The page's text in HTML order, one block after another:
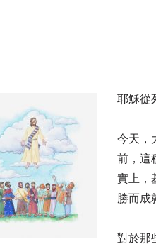
耶穌從
今天，
前，這
實上，
勝而成
對於那